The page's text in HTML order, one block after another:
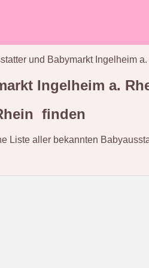
und Babymarkt Ingelheim
Ingelheim a.
finden
Liste aller bekannten